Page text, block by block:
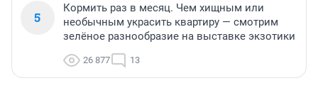
5
Кормить раз в месяц. Чем хищным или
необычным украсить квартиру — смотрим
зелёное разнообразие на выставке экзотики
26 877 13